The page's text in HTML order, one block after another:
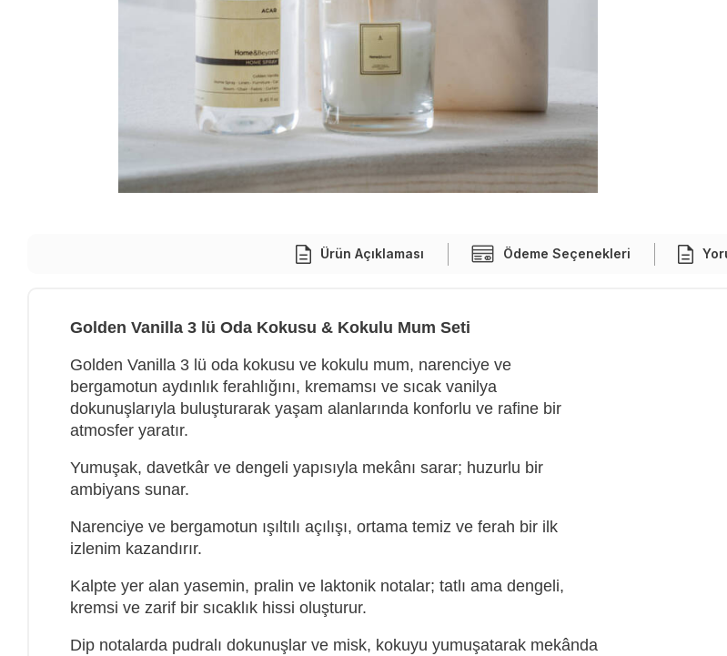
Ürün Açıklaması Ödeme Seçenekleri
Golden Vanilla 3 lü Oda Kokusu & Kokulu Mum Seti
Golden Vanilla 3 lü oda kokusu ve kokulu mum, narenciye ve
bergamotun aydınlık ferahlığını, kremamsı ve sıcak vanilya
dokunuşlarıyla buluşturarak yaşam alanlarında konforlu ve rafine bir
atmosfer yaratır.
Yumuşak, davetkâr ve dengeli yapısıyla mekânı sarar; huzurlu bir
ambiyans sunar.
Narenciye ve bergamotun ışıltılı açılışı, ortama temiz ve ferah bir ilk
izlenim kazandırır.
Kalpte yer alan yasemin, pralin ve laktonik notalar; tatlı ama dengeli,
kremsi ve zarif bir sıcaklık hissi oluşturur.
Dip notalarda pudralı dokunuşlar ve misk, kokuyu yumuşatarak mekânda